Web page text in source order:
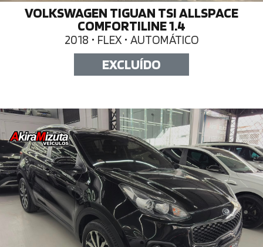
VOLKSWAGEN TIGUAN TSI ALLSPACE
COMFORTILINE 1.4
2018 • FLEX • AUTOMÁTICO
EXCLUÍDO